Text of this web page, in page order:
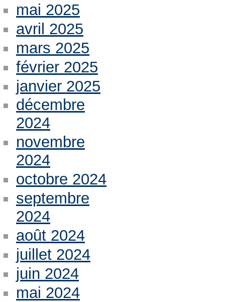
mai 2025
avril 2025
mars 2025
février 2025
janvier 2025
décembre
2024
novembre
2024
octobre 2024
septembre
2024
août 2024
juillet 2024
juin 2024
mai 2024